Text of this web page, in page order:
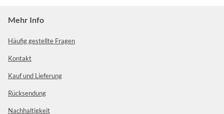
Mehr Info
Häufig gestellte Fragen
Kontakt
Kauf und Lieferung
Rücksendung
Nachhaltigkeit